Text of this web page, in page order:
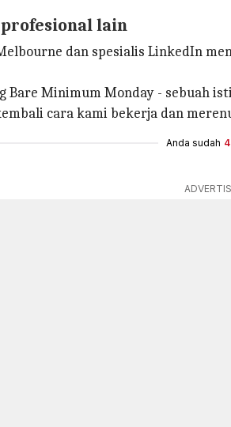
lain
dan spesialis LinkedIn
Minimum Monday - sebuah
cara kami bekerja dan
Anda sudah